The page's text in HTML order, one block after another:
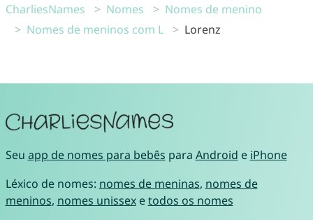
CharliesNames Nomes
Nomes de menino
Nomes de meninos com L
Lorenz
Seu app de nomes para bebês para Android e iPhone
Léxico de nomes: nomes de meninas, nomes de
meninos, nomes unissexetodos os nomes